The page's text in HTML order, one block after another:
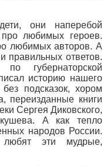
они наперебой
про любимых героев.
любимых авторов. А
правильных ответов.
губернаторской
историю нашего
подсказок, хором
переизданные книги
Сергея Диковского,
А как тепло
народов России.
эти мудрые,